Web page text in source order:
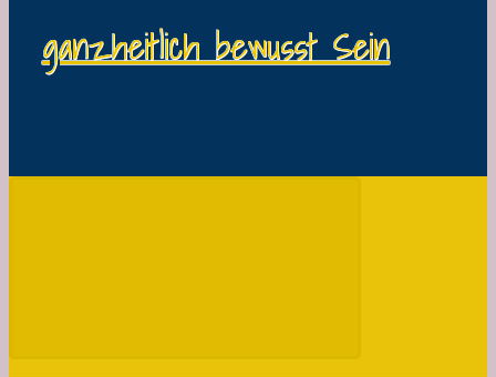
ganzheitlich bewusst Sein